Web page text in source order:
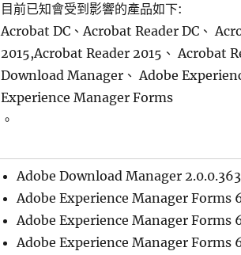
目前已知會受到影響的產品如下:
Acrobat DC、Acrobat Reader DC、
2015,Acrobat Reader 2015、 Acrobat
Download Manager、 Adobe
Experience Manager Forms
。
Adobe Download Manager
Adobe Experience Manager Forms
Adobe Experience Manager Forms
Adobe Experience Manager Forms